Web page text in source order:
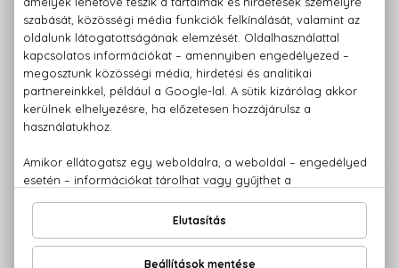
GIORGIO ARMANI
Armani Code Pour Homme
Utántölthető Eau De Parfum
28.320 Ft -tól
GIORGIO ARMANI
Armani Code Pour Homme
Utántölthető Eau De Toilette